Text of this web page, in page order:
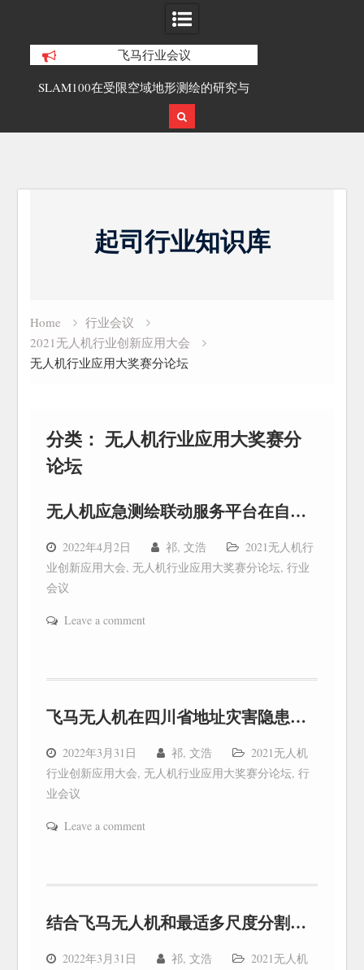
飞马行业会议
SLAM100在受限空域地形测绘的研究与
起司行业知识库
Home
行业会议
2021无人机行业创新应用大会
无人机行业应用大奖赛分论坛
分类：无人机行业应用大奖赛分
论坛
无人机应急测绘联动服务平台在自然资源综合监测中的创新应用
2022年4月2日 祁, 文浩
2021无人机行
业创新应用大会, 无人机行业应用大奖赛分论坛,行业
会议
Leave a comment
飞马无人机在四川省地址灾害隐患遥感识别监测项目中的应用
2022年3月31日 祁, 文浩
2021无人机
行业创新应用大会, 无人机行业应用大奖赛分论坛,行
业会议
Leave a comment
结合飞马无人机和最适多尺度分割算法的烟草种植面积提取
2022年3月31日 祁, 文浩
2021无人机